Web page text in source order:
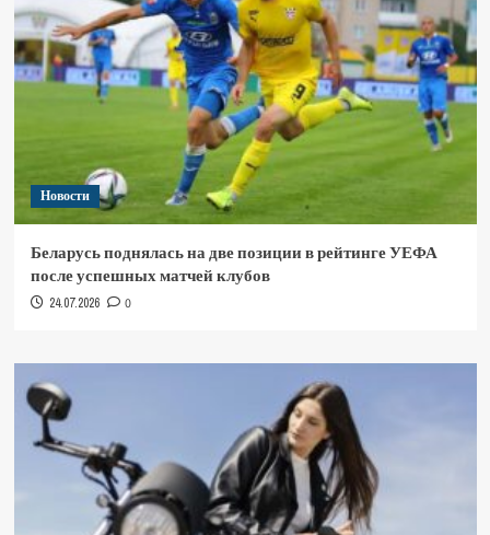
Новости
Беларусь поднялась на две позиции в рейтинге УЕФА
после успешных матчей клубов
24.07.2026 0